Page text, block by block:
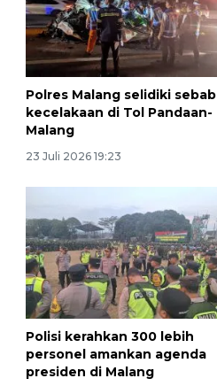
Polres Malang selidiki sebab
kecelakaan di Tol Pandaan-
Malang
23 Juli 2026 19:23
Polisi kerahkan 300 lebih
personel amankan agenda
presiden di Malang